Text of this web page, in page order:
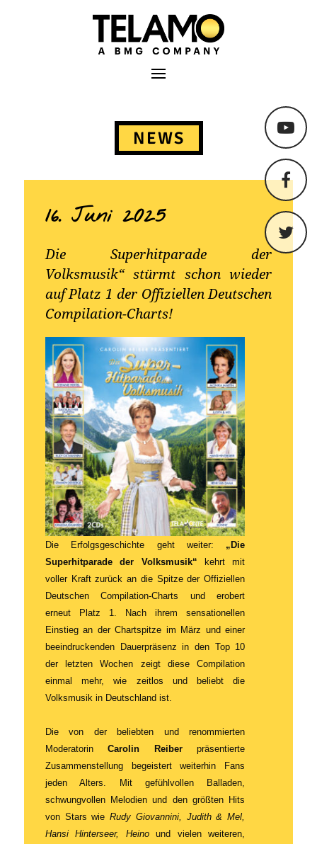
TELAMO
Primäres Menü
NEWS
16. Juni 2025
Die Superhitparade der
Volksmusik“ stürmt schon wieder
auf Platz 1 der Offiziellen Deutschen
Compilation-Charts!
Die Erfolgsgeschichte geht weiter: „Die
Superhitparade der Volksmusik“
kehrt mit
voller Kraft zurück an die Spitze der Offiziellen
Deutschen Compilation-Charts und erobert
erneut Platz 1. Nach ihrem sensationellen
Einstieg an der Chartspitze im März und einer
beeindruckenden Dauerpräsenz in den Top 10
der letzten Wochen zeigt diese Compilation
einmal mehr, wie zeitlos und beliebt die
Volksmusik in Deutschland ist.
Die von der beliebten und renommierten
ModeratorinCarolin Reiberpräsentierte
Zusammenstellung begeistert weiterhin Fans
jeden Alters. Mit gefühlvollen Balladen,
schwungvollen Melodien und den größten Hits
von Stars wieRudy Giovannini, Judith & Mel,
Hansi Hinterseer, Heinound vielen weiteren,